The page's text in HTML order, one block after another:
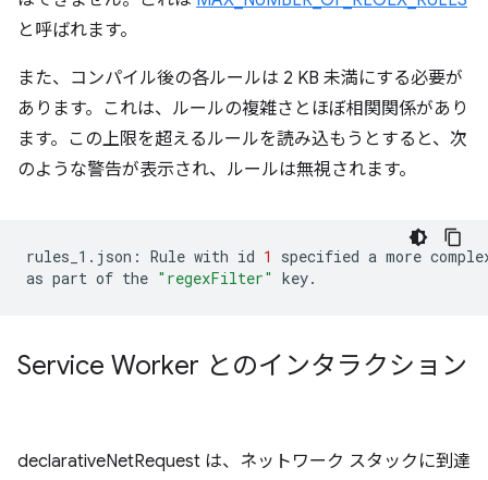
と呼ばれます。
また、コンパイル後の各ルールは 2 KB 未満にする必要が
あります。これは、ルールの複雑さとほぼ相関関係があり
ます。この上限を超えるルールを読み込もうとすると、次
のような警告が表示され、ルールは無視されます。
rules_1.json: Rule with id 1 specified a more
as part of the "regexFilter"
Service Worker とのインタラクション
declarativeNetRequest は、ネットワーク スタックに到達